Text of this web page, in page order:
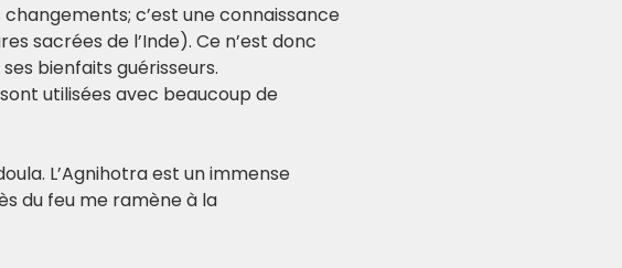
c’est une connaissance
sacrées de l’Inde). Ce n’est donc
bienfaits guérisseurs.
utilisées avec beaucoup de
L’Agnihotra est un immense
du feu me ramène à la